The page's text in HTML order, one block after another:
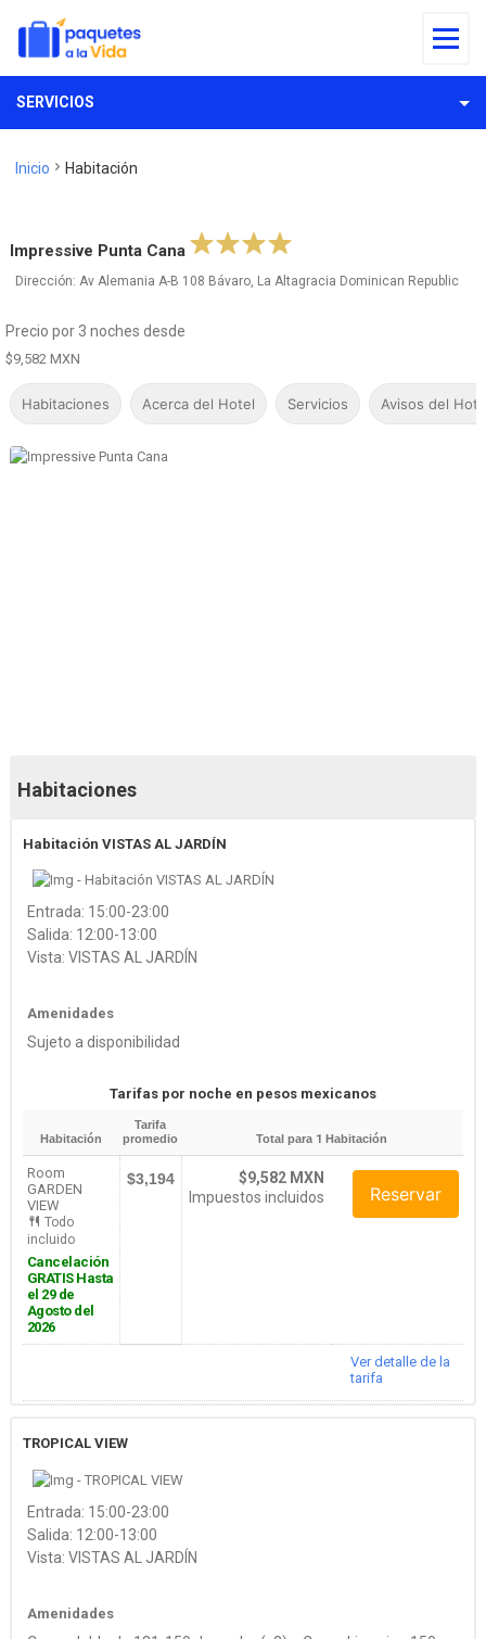
SERVICIOS
Inicio Habitación
Impressive Punta Cana
Dirección: Av Alemania A-B 108 Bávaro, La Altagracia Dominican Republic
Precio por 3 noches desde
$9,582 MXN
Habitaciones Acerca del Hotel Servicios Avisos del
Habitaciones
Habitación VISTAS AL JARDÍN
Entrada: 15:00-23:00
Salida: 12:00-13:00
Vista: VISTAS AL JARDÍN
Amenidades
Sujeto a disponibilidad
Tarifas por noche en pesos mexicanos
Habitación
Tarifa
promedio
Total para 1 Habitación
Room
GARDEN
VIEW
Todo
incluido
Cancelación
GRATIS Hasta
el 29 de
Agosto del
2026
$3,194
$9,582 MXN
Impuestos incluidos
Reservar
Ver detalle de la
tarifa
TROPICAL VIEW
Entrada: 15:00-23:00
Salida: 12:00-13:00
Vista: VISTAS AL JARDÍN
Amenidades